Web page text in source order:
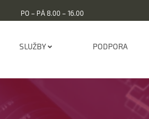
PO – PÁ 8.00 – 16.00
SLUŽBY PODPORA